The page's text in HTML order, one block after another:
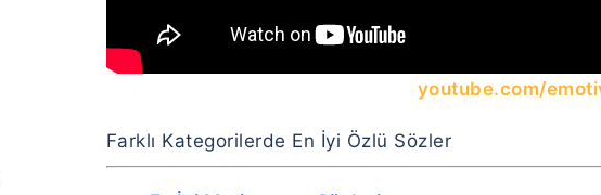
youtube.com/
Farklı Kategorilerde En İyi Özlü Sözler